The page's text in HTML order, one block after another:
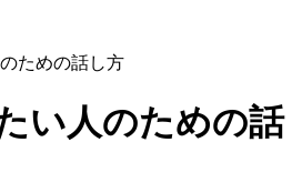
ための話し方
い人のための話